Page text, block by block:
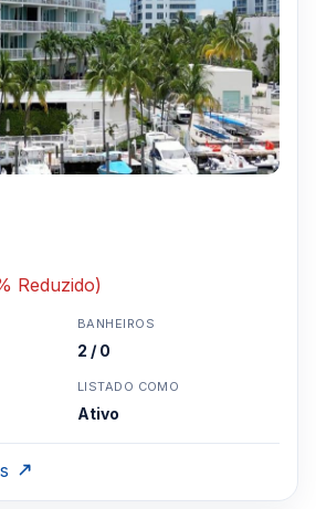
Reduzido)
BANHEIROS
2 / 0
LISTADO COMO
Ativo